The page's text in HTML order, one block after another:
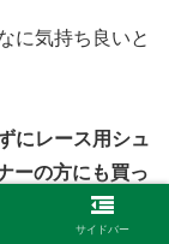
に気持ち良いと
にレース用シュ
ーの方にも買っ
サイドバー